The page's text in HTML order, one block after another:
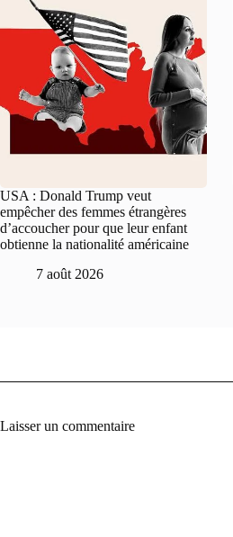
USA : Donald Trump veut
empêcher des femmes étrangères
d’accoucher pour que leur enfant
obtienne la nationalité américaine
7 août 2026
Laisser un commentaire